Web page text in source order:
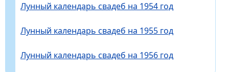
Лунный календарь свадеб на 1954 год
Лунный календарь свадеб на 1955 год
Лунный календарь свадеб на 1956 год